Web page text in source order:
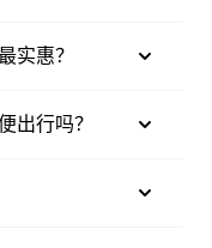
实惠？
出行吗？